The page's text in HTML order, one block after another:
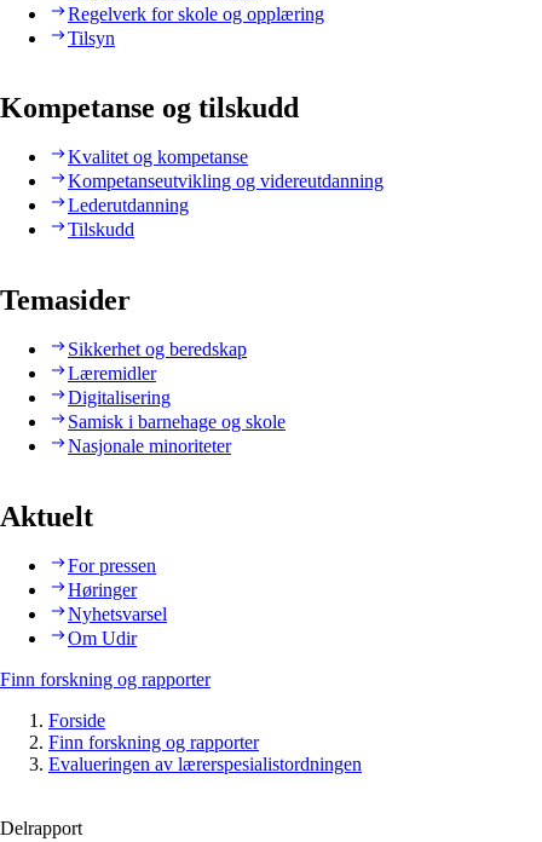
Regelverk for skole og opplæring
Tilsyn
Kompetanse og tilskudd
Kvalitet og kompetanse
Kompetanseutvikling og videreutdanning
Lederutdanning
Tilskudd
Temasider
Sikkerhet og beredskap
Læremidler
Digitalisering
Samisk i barnehage og skole
Nasjonale minoriteter
Aktuelt
For pressen
Høringer
Nyhetsvarsel
Om Udir
Finn forskning og rapporter
Forside
Finn forskning og rapporter
Evalueringen av lærerspesialistordningen
Delrapport